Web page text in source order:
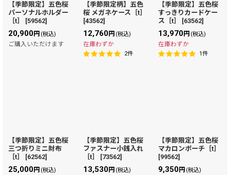
絞り込む
【季節限定】五色桜
パーソナルホルダー
［t］
[59562]
20,900円 (税込)
ご購入いただけます
【季節限定柄】五色
桜 メガネケース［t］
[43562]
12,760円 (税込)
在庫わずか
2件
【季節限定】五色桜
すっきりカードケー
ス［t］
[63562]
13,970円 (税込)
在庫わずか
1件
【季節限定】五色桜
三つ折りミニ財布
［t］
[62562]
25,000円 (税込)
【季節限定】五色桜
ファスナー小銭入れ
［t］
[73562]
13,530円 (税込)
【季節限定】五色桜
マカロンポーチ［t］
[99562]
9,350円 (税込)